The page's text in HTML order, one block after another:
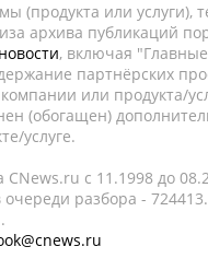
(продукта или услуги),
архива публикаций
новости, включая
партнёрских
или продукта/
(обогащен)
услуге.
c 11.1998 до
разбора - 724413.